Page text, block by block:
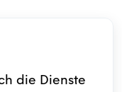
die Dienste